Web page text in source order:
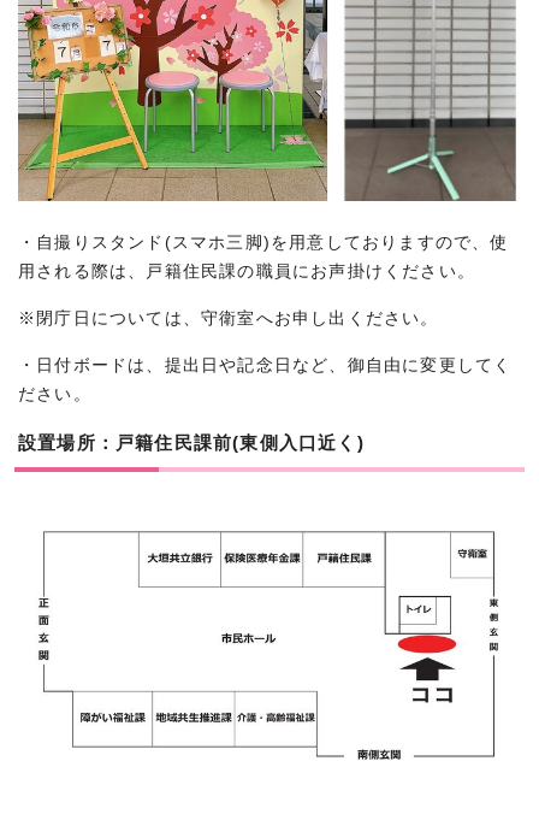
・自撮りスタンド(スマホ三脚)を用意しておりますので、使
用される際は、戸籍住民課の職員にお声掛けください。
※閉庁日については、守衛室へお申し出ください。
・日付ボードは、提出日や記念日など、御自由に変更してく
ださい。
設置場所：戸籍住民課前(東側入口近く)